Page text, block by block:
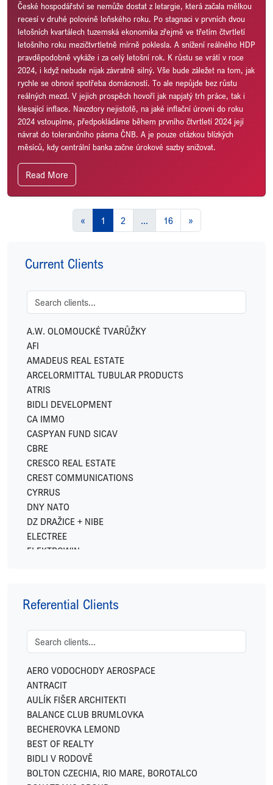
České hospodářství se nemůže dostat z letargie, která začala mělkou
recesí v druhé polovině loňského roku. Po stagnaci v prvních dvou
letošních kvartálech tuzemská ekonomika zřejmě ve třetím čtvrtletí
letošního roku mezičtvrtletně mírně poklesla. A snížení reálného HDP
pravděpodobně vykáže i za celý letošní rok. K růstu se vrátí v roce
2024, i když nebude nijak závratně silný. Vše bude záležet na tom, jak
rychle se obnoví spotřeba domácností. To ale nepůjde bez růstu
reálných mezd. V jejich prospěch hovoří jak napjatý trh práce, tak i
klesající inflace. Navzdory nejistotě, na jaké inflační úrovni do roku
2024 vstoupíme, předpokládáme během prvního čtvrtletí 2024 její
návrat do tolerančního pásma ČNB. A je pouze otázkou blízkých
měsíců, kdy centrální banka začne úrokové sazby snižovat.
Read More
« 1 2 ... 16 »
Current Clients
A.W. OLOMOUCKÉ TVARŮŽKY
AFI
AMADEUS REAL ESTATE
ARCELORMITTAL TUBULAR PRODUCTS
ATRIS
BIDLI DEVELOPMENT
CA IMMO
CASPYAN FUND SICAV
CBRE
CRESCO REAL ESTATE
CREST COMMUNICATIONS
CYRRUS
DNY NATO
DZ DRAŽICE + NIBE
ELECTREE
ELEKTROWIN
FIDELITY INTERNATIONAL
FUTTEC
GEMO
GEOSAN DEVELOPMENT
GREENBUDDIES
HOME CREDIT
HSF SYSTEM
HUISMAN
IKONIX
IN CATERING
INVESCO
Referential Clients
AERO VODOCHODY AEROSPACE
ANTRACIT
AULÍK FIŠER ARCHITEKTI
BALANCE CLUB BRUMLOVKA
BECHEROVKA LEMOND
BEST OF REALTY
BIDLI V RODOVĚ
BOLTON CZECHIA, RIO MARE, BOROTALCO